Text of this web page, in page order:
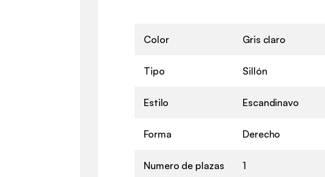
Color Gris claro
Tipo Sillón
Estilo Escandinavo
Forma Derecho
Numero de plazas 1